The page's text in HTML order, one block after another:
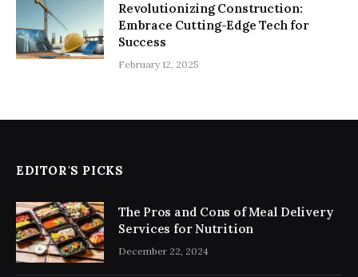
Revolutionizing Construction:
Embrace Cutting-Edge Tech for
Success
February 12, 2025
EDITOR'S PICKS
The Pros and Cons of Meal Delivery
Services for Nutrition
December 22, 2024